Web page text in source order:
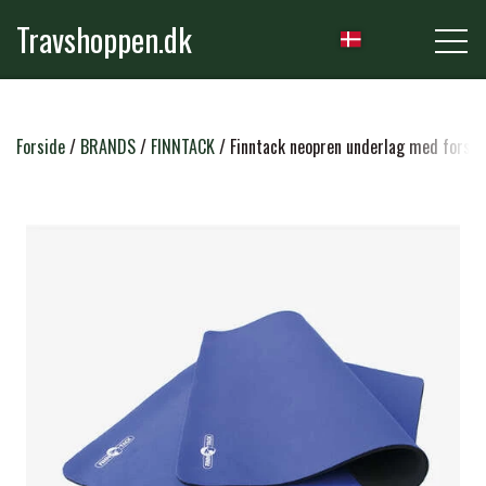
Travshoppen.dk
NYHEDER
GRIMER & TRÆKTOVE
TRENSER & TILBEHØR
SADLER & TILBEHØR
RYTTER
RIDEBUKSER & LEGGINS
TRØJER, BLUSER & T-SHIRTS
PLEJE & STALD
STRIGLER & TILBEHØR
Forside BRANDS FINNTACK Finntack neopren underlag med